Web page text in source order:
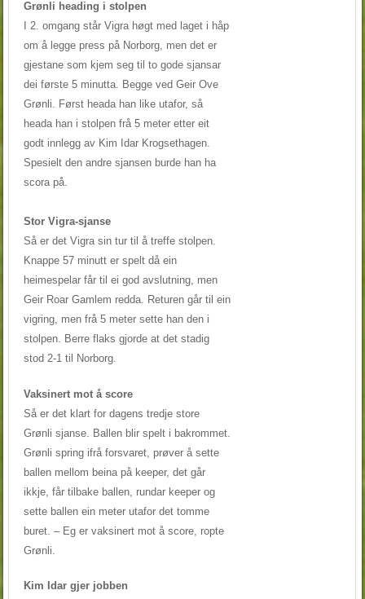
Grønli heading i stolpen
I 2. omgang står Vigra høgt med laget i håp
om å legge press på Norborg, men det er
gjestane som kjem seg til to gode sjansar
dei første 5 minutta. Begge ved Geir Ove
Grønli. Først heada han like utafor, så
heada han i stolpen frå 5 meter etter eit
godt innlegg av Kim Idar Krogsethagen.
Spesielt den andre sjansen burde han ha
scora på.
Stor Vigra-sjanse
Så er det Vigra sin tur til å treffe stolpen.
Knappe 57 minutt er spelt då ein
heimespelar får til ei god avslutning, men
Geir Roar Gamlem redda. Returen går til ein
vigring, men frå 5 meter sette han den i
stolpen. Berre flaks gjorde at det stadig
stod 2-1 til Norborg.
Vaksinert mot å score
Så er det klart for dagens tredje store
Grønli sjanse. Ballen blir spelt i bakrommet.
Grønli spring ifrå forsvaret, prøver å sette
ballen mellom beina på keeper, det går
ikkje, får tilbake ballen, rundar keeper og
sette ballen ein meter utafor det tomme
buret. – Eg er vaksinert mot å score, ropte
Grønli.
Kim Idar gjer jobben